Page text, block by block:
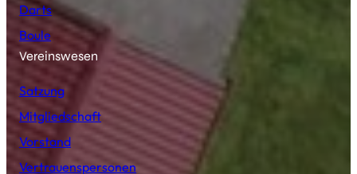
Darts
Boule
Vereinswesen
Satzung
Mitgliedschaft
Vorstand
Vertrauenspersonen